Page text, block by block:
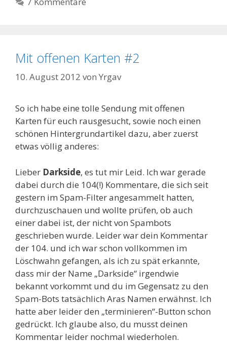
Mit offenen Karten #2
10. August 2012 von Yrgav
So ich habe eine tolle Sendung mit offenen
Karten für euch rausgesucht, sowie noch einen
schönen Hintergrundartikel dazu, aber zuerst
etwas völlig anderes:
Lieber Darkside, es tut mir Leid. Ich war gerade
dabei durch die 104(!) Kommentare, die sich seit
gestern im Spam-Filter angesammelt hatten,
durchzuschauen und wollte prüfen, ob auch
einer dabei ist, der nicht von Spambots
geschrieben wurde. Leider war dein Kommentar
der 104. und ich war schon vollkommen im
Löschwahn gefangen, als ich zu spät erkannte,
dass mir der Name „Darkside“ irgendwie
bekannt vorkommt und du im Gegensatz zu den
Spam-Bots tatsächlich Aras Namen erwähnst. Ich
hatte aber leider den „terminieren“-Button schon
gedrückt. Ich glaube also, du musst deinen
Kommentar leider nochmal wiederholen.